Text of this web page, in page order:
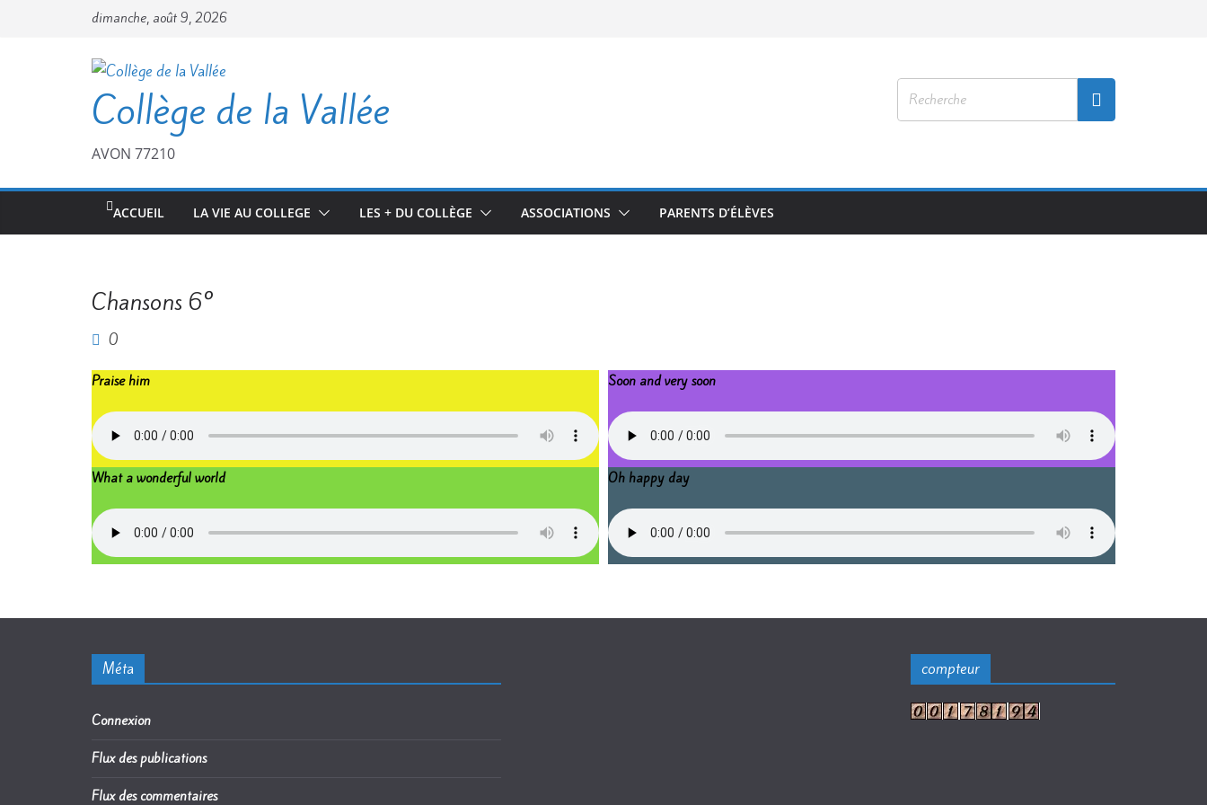
dimanche, août 9, 2026
Collège de la Vallée
AVON 77210
ACCUEIL LA VIE AU COLLEGE LES + DU COLLÈGE ASSOCIATIONS PARENTS D’ÉLÈVES
Chansons 6°
0
Praise him Soon and very soon
What a wonderful world Oh happy day
Méta
Connexion
Flux des publications
Flux des commentaires
compteur